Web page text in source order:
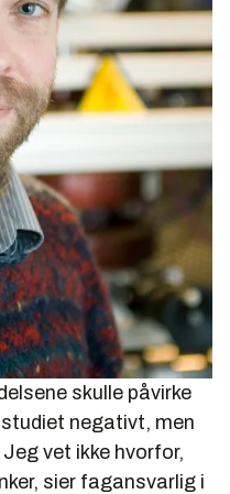
skulle påvirke
negativt, men
vet ikke hvorfor,
sier fagansvarlig i